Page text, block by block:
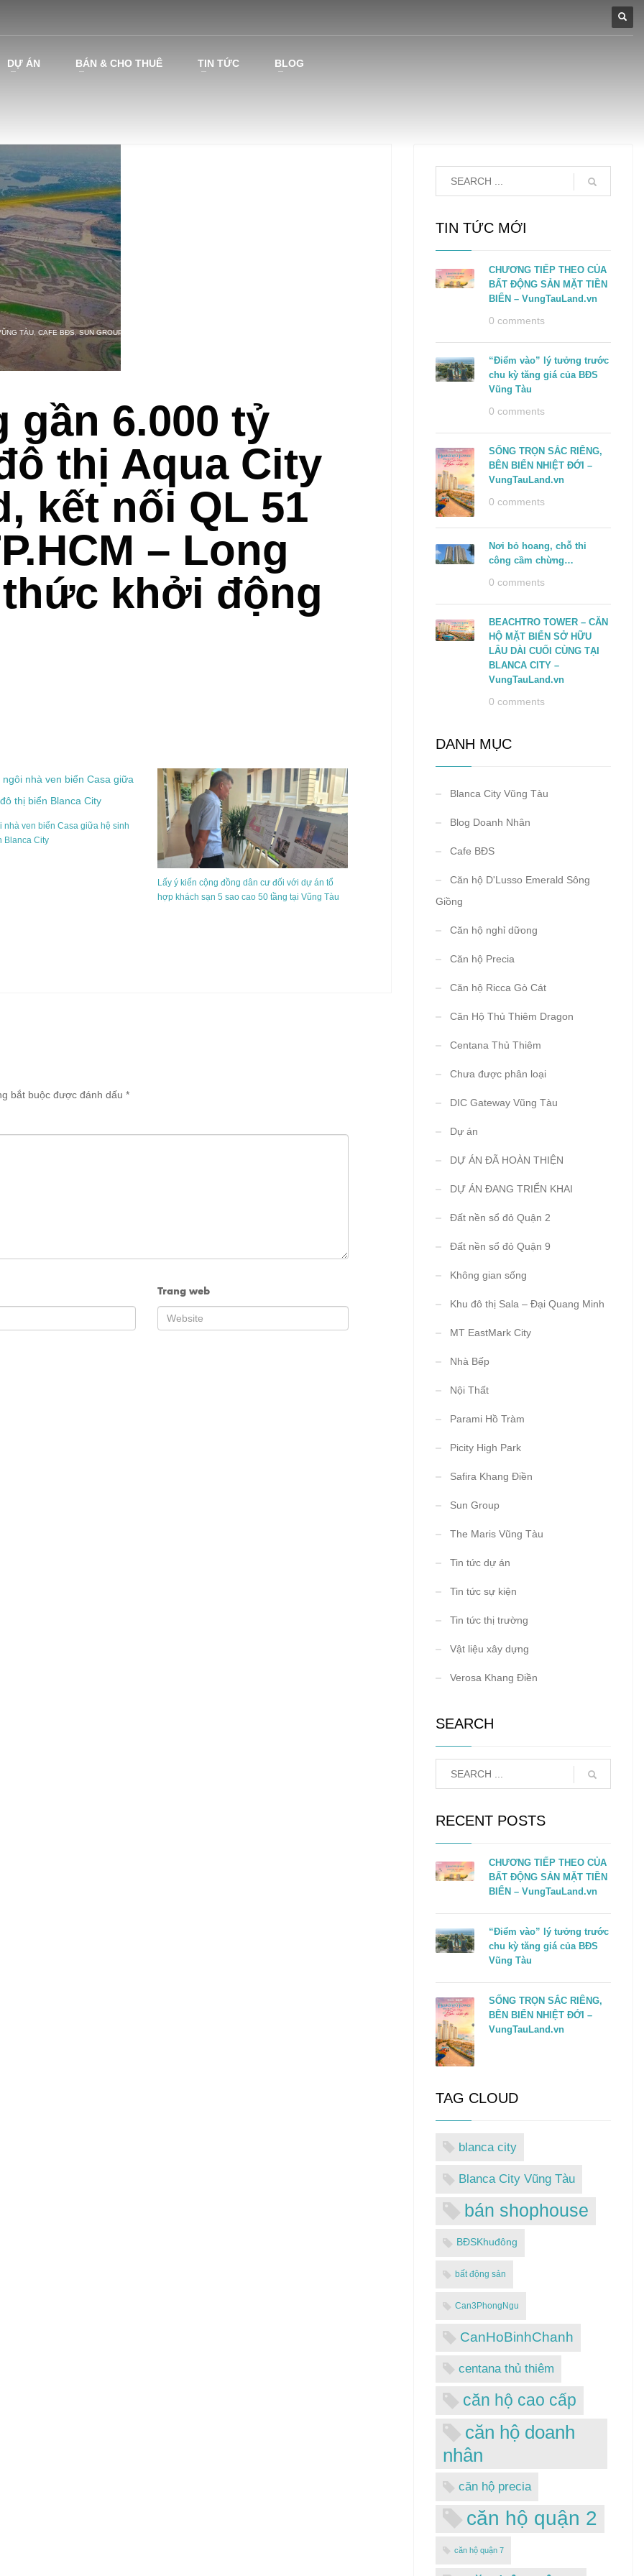
DỰ ÁN BÁN & CHO THUÊ TIN TỨC BLOG
TÀU CAFE BĐS ,SUN GROUP
6.000 tỷ
thị Aqua City
kết nối QL 51
– Long
khởi động
nhà ven biển Casa giữa hệ sinh
Blanca City
Lấy ý kiến cộng đồng dân cư đối với dự án tổ
hợp khách sạn 5 sao cao 50 tầng tại Vũng Tàu
bắt buộc được đánh dấu *
Trang web
TIN TỨC MỚI
CHƯƠNG TIẾP THEO CỦA
BẤT ĐỘNG SẢN MẶT TIỀN
BIỂN – VungTauLand.vn
0 comments
“Điểm vào” lý tưởng trước
chu kỳ tăng giá của BĐS
Vũng Tàu
0 comments
SỐNG TRỌN SẮC RIÊNG,
BÊN BIỂN NHIỆT ĐỚI –
VungTauLand.vn
0 comments
Nơi bỏ hoang, chỗ thi
công cầm chừng…
0 comments
BEACHTRO TOWER – CĂN
HỘ MẶT BIỂN SỞ HỮU
LÂU DÀI CUỐI CÙNG TẠI
BLANCA CITY –
VungTauLand.vn
0 comments
DANH MỤC
Blanca City Vũng Tàu
Blog Doanh Nhân
Cafe BĐS
Căn hộ D'Lusso Emerald Sông
Giồng
Căn hộ nghỉ dữong
Căn hộ Precia
Căn hộ Ricca Gò Cát
Căn Hộ Thủ Thiêm Dragon
Centana Thủ Thiêm
Chưa được phân loại
DIC Gateway Vũng Tàu
Dự án
DỰ ÁN ĐÃ HOÀN THIỆN
DỰ ÁN ĐANG TRIỂN KHAI
Đất nền sổ đỏ Quận 2
Đất nền sổ đỏ Quận 9
Không gian sống
Khu đô thị Sala – Đại Quang Minh
MT EastMark City
Nhà Bếp
Nội Thất
Parami Hồ Tràm
Picity High Park
Safira Khang Điền
Sun Group
The Maris Vũng Tàu
Tin tức dự án
Tin tức sự kiện
Tin tức thị trường
Vật liệu xây dựng
Verosa Khang Điền
SEARCH
RECENT POSTS
CHƯƠNG TIẾP THEO CỦA
BẤT ĐỘNG SẢN MẶT TIỀN
BIỂN – VungTauLand.vn
“Điểm vào” lý tưởng trước
chu kỳ tăng giá của BĐS
Vũng Tàu
SỐNG TRỌN SẮC RIÊNG,
BÊN BIỂN NHIỆT ĐỚI –
VungTauLand.vn
TAG CLOUD
blanca city
Blanca City Vũng Tàu
bán shophouse
BĐSKhuđông
bất động sản
Can3PhongNgu
CanHoBinhChanh
centana thủ thiêm
căn hộ cao cấp
căn hộ doanh
nhân
căn hộ precia
căn hộ quận 2
căn hộ quận 7